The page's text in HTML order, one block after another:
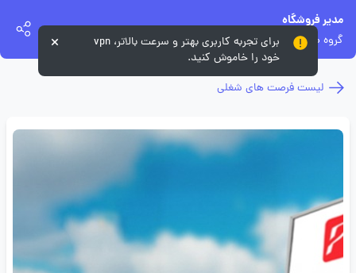
مدیر فروشگاه
گروه صنعتی طلوع پیام ایرانیان (پاما)
لیست فرصت های شغلی
برای تجربه کاربری بهتر و سرعت بالاتر، vpn
خود را خاموش کنید.